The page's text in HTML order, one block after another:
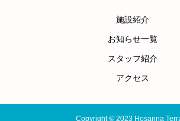
施設紹介
お知らせ一覧
スタッフ紹介
アクセス
Copyright © 2023 Hosanna